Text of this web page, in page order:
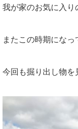
我が家のお気に入り
またこの時期になっ
今回も掘り出し物を